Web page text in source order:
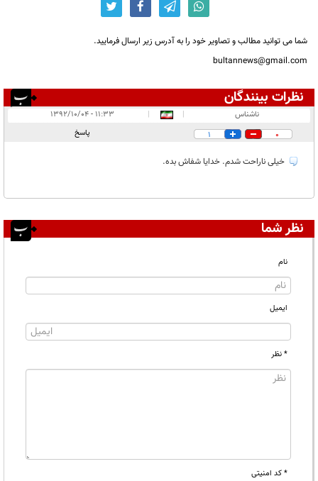
شما می توانید مطالب و تصاویر خود را به آدرس زیر ارسال فرمایید.
bultannews@gmail.com
نظرات بینندگان
در انتظار بررسی:۱
ناشناس |
|
۱۱:۳۳ - ۱۳۹۲/۱۰/۰۴
0
1 پاسخ
خیلی ناراحت شدم. خدایا شفاش بده.
نظر شما
نام
ایمیل
* نظر
* کد امنیتی